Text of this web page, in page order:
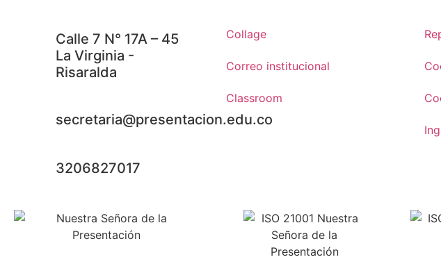
Calle 7 N° 17A – 45
La Virginia -
Risaralda
secretaria@presentacion.edu.co
3206827017
Collage
Correo institucional
Classroom